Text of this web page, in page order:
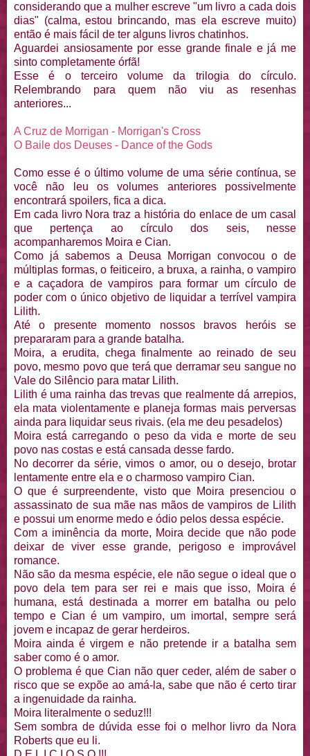
considerando que a mulher escreve "um livro a cada dois
dias" (calma, estou brincando, mas ela escreve muito)
então é mais fácil de ter alguns livros chatinhos.
Aguardei ansiosamente por esse grande finale e já me
sinto completamente órfã!
Esse é o terceiro volume da trilogia do círculo.
Relembrando para quem não viu as resenhas
anteriores...
A Cruz de Morrigan - Morrigan's Cross
O Baile dos Deuses - Dance of the Gods
Como esse é o último volume de uma série contínua, se
você não leu os volumes anteriores possivelmente
encontrará spoilers, fica a dica.
Em cada livro Nora traz a história do enlace de um casal
que pertença ao círculo dos seis, nesse
acompanharemos Moira e Cian.
Como já sabemos a Deusa Morrigan convocou o de
múltiplas formas, o feiticeiro, a bruxa, a rainha, o vampiro
e a caçadora de vampiros para formar um círculo de
poder com o único objetivo de liquidar a terrível vampira
Lilith.
Até o presente momento nossos bravos heróis se
prepararam para a grande batalha.
Moira, a erudita, chega finalmente ao reinado de seu
povo, mesmo povo que terá que derramar seu sangue no
Vale do Silêncio para matar Lilith.
Lilith é uma rainha das trevas que realmente dá arrepios,
ela mata violentamente e planeja formas mais perversas
ainda para liquidar seus rivais. (ela me deu pesadelos)
Moira está carregando o peso da vida e morte de seu
povo nas costas e está cansada desse fardo.
No decorrer da série, vimos o amor, ou o desejo, brotar
lentamente entre ela e o charmoso vampiro Cian.
O que é surpreendente, visto que Moira presenciou o
assassinato de sua mãe nas mãos de vampiros de Lilith
e possui um enorme medo e ódio pelos dessa espécie.
Com a iminência da morte, Moira decide que não pode
deixar de viver esse grande, perigoso e improvável
romance.
Não são da mesma espécie, ele não segue o ideal que o
povo dela tem para ser rei e mais que isso, Moira é
humana, está destinada a morrer em batalha ou pelo
tempo e Cian é um vampiro, um imortal, sempre será
jovem e incapaz de gerar herdeiros.
Moira ainda é virgem e não pretende ir a batalha sem
saber como é o amor.
O problema é que Cian não quer ceder, além de saber o
risco que se expõe ao amá-la, sabe que não é certo tirar
a ingenuidade da rainha.
Moira literalmente o seduz!!!
Sem sombra de dúvida esse foi o melhor livro da Nora
Roberts que eu li.